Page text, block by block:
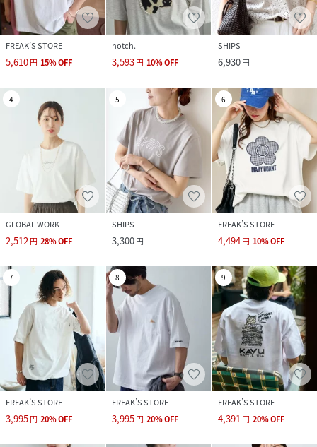
FREAK’S STORE
5,610円 15%OFF
notch.
3,593円 10%OFF
SHIPS
6,930円
4
GLOBAL WORK
2,512円 28%OFF
5
SHIPS
3,300円
6
FREAK’S STORE
4,494円 10%OFF
7
FREAK’S STORE
3,995円 20%OFF
8
FREAK’S STORE
3,995円 20%OFF
9
FREAK’S STORE
4,391円 20%OFF